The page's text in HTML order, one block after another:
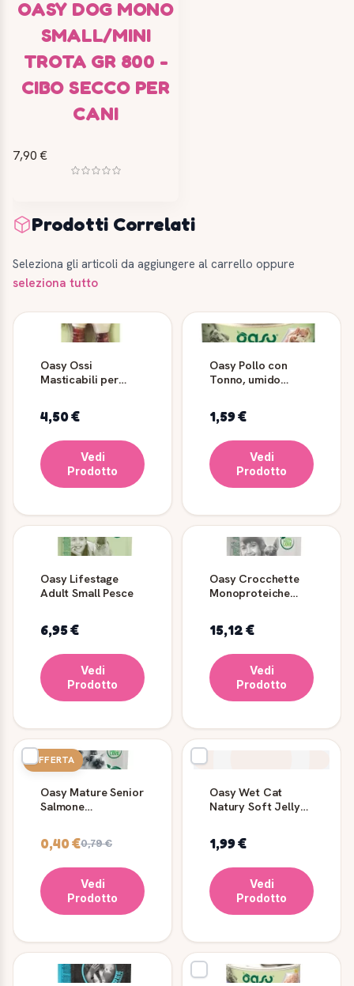
OASY DOG MONO
SMALL/MINI
TROTA GR 800 -
CIBO SECCO PER
CANI
7,90 €
Prodotti Correlati
Seleziona gli articoli da aggiungere al carrello oppure
seleziona tutto
Oasy Ossi
Masticabili per
4,50 €
Vedi
Prodotto
Oasy Pollo con
Tonno, umido
1,59 €
Vedi
Prodotto
Oasy Lifestage
Adult Small Pesce
6,95 €
Vedi
Prodotto
Oasy Crocchette
Monoproteiche
15,12 €
Vedi
Prodotto
OFFERTA
Oasy Mature Senior
Salmone
0,40 €0,79 €
Vedi
Prodotto
Oasy Wet Cat
Natury Soft Jelly
1,99 €
Vedi
Prodotto